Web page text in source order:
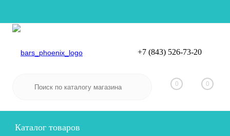
Вход
+7 (843) 526-73-20
0 0
Каталог товаров